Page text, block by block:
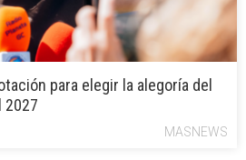
para elegir la alegoría del
2027
MASNEWS